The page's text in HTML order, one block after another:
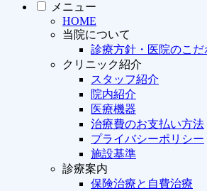
メニュー
HOME
当院について
診療方針・医院のこだ
クリニック紹介
スタッフ紹介
院内紹介
医療機器
治療費のお支払い方法
プライバシーポリシー
施設基準
診療案内
保険治療と自費治療